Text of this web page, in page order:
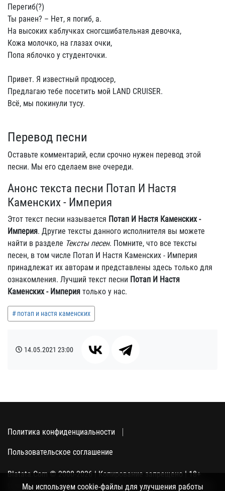
Перегиб(?)
Ты ранен? – Нет, я погиб, а.
На высоких каблучках сногсшибательная девочка,
Кожа молочко, на глазах очки,
Попа яблочко у студенточки.
Привет. Я известный продюсер,
Предлагаю тебе посетить мой LAND CRUISER.
Всё, мы покинули тусу.
Перевод песни
Оставьте комментарий, если срочно нужен перевод этой
песни. Мы его сделаем вне очереди.
Анонс текста песни Потап И Настя
Каменских - Империя
Этот текст песни называется Потап И Настя Каменских -
Империя. Другие тексты данного исполнителя вы можете
найти в разделе Тексты песен. Помните, что все тексты
песен, в том числе Потап И Настя Каменских - Империя
принадлежат их авторам и представлены здесь только для
ознакомления. Лучший текст песни Потап И Настя
Каменских - Империя только у нас.
потап и настя каменских
14.05.2021 23:00
Политика конфиденциальности
Пользовательское соглашение
Blatata.Com © 2000-2026 | Копирование запрещено | 18+
Использование сайта подразумевает ваше полное согласие
Мы используем cookie-файлы для улучшения работы